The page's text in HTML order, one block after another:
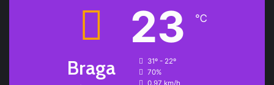
Braga
23 ℃
31º - 22º
70%
0.97 km/h